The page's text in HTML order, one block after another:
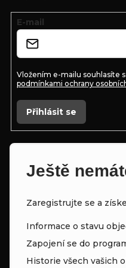
E-mail
Vložením e-mailu souhlasíte s
podmínkami ochrany
Přihlásit se
Ještě
Zaregistrujte se a
Informace o stavu
Zapojení se do
Historie všech vašich